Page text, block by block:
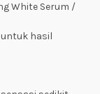
White Serum /
hasil